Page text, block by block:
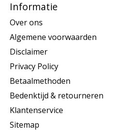
Informatie
Over ons
Algemene voorwaarden
Disclaimer
Privacy Policy
Betaalmethoden
Bedenktijd & retourneren
Klantenservice
Sitemap